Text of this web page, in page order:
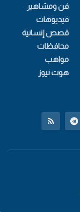
فن ومشاهير
فيديوهات
قصص إنسانية
محافظات
مواهب
هوت نيوز